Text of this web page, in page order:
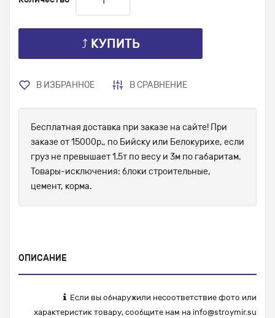
⤴ КУПИТЬ
В ИЗБРАННОЕ В СРАВНЕНИЕ
Бесплатная доставка при заказе на сайте! При
заказе от 15000р., по Бийску или Белокурихе, если
груз не превышает 1.5т по весу и 3м по габаритам.
Товары-исключения: блоки строительные,
цемент, корма.
ОПИСАНИЕ
Если вы обнаружили несоответствие фото или
характеристик товару, сообщите нам на info@stroymir.su